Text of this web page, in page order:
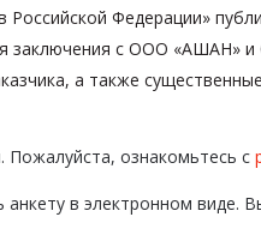
Российской Федерации»
заключения с ООО «АШАН»
а также
ознакомьтесь с
в электронном виде.